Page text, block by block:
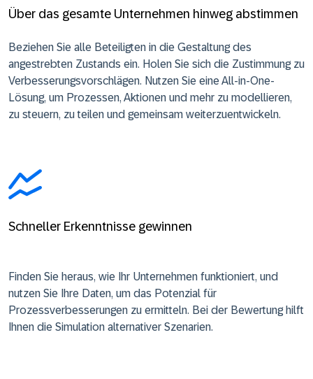
Über das gesamte Unternehmen hinweg abstimmen
Beziehen Sie alle Beteiligten in die Gestaltung des
angestrebten Zustands ein. Holen Sie sich die Zustimmung zu
Verbesserungsvorschlägen. Nutzen Sie eine All-in-One-
Lösung, um Prozessen, Aktionen und mehr zu modellieren,
zu steuern, zu teilen und gemeinsam weiterzuentwickeln.
Schneller Erkenntnisse gewinnen
Finden Sie heraus, wie Ihr Unternehmen funktioniert, und
nutzen Sie Ihre Daten, um das Potenzial für
Prozessverbesserungen zu ermitteln. Bei der Bewertung hilft
Ihnen die Simulation alternativer Szenarien.